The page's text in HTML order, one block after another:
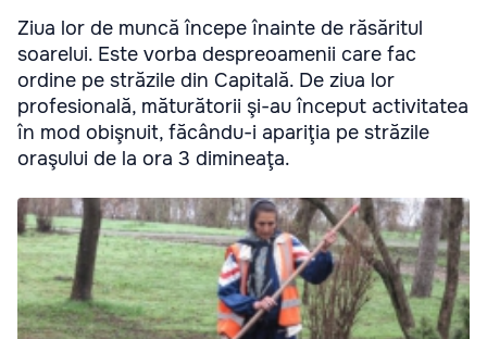
Ziua lor de muncă începe înainte de răsăritul
soarelui. Este vorba despreoamenii care fac
ordine pe străzile din Capitală. De ziua lor
profesională, măturătorii şi-au început activitatea
în mod obişnuit, făcându-i apariţia pe străzile
oraşului de la ora 3 dimineaţa.